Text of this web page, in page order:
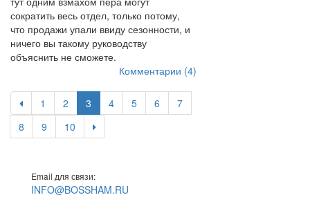
сократить весь отдел, только потому,
что продажи упали ввиду сезонности, и
ничего вы такому руководству
объяснить не сможете.
Комментарии (4)
1 2 3 4 5 6
7
8
9 10
Email для связи:
INFO@BOSSHAM.RU